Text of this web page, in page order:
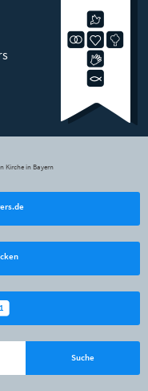
Kirche in Bayern
1